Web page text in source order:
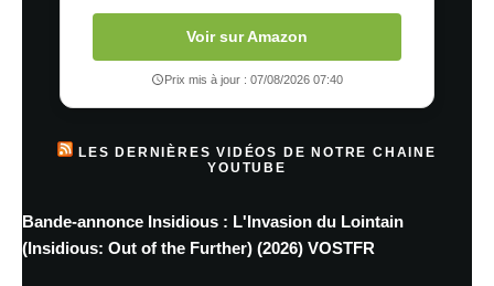
Voir sur Amazon
Prix mis à jour : 07/08/2026 07:40
LES DERNIÈRES VIDÉOS DE NOTRE CHAINE
YOUTUBE
Bande-annonce Insidious : L'Invasion du Lointain
(Insidious: Out of the Further) (2026) VOSTFR